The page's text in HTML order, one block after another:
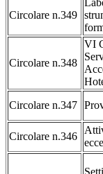
Circolare n.349
Circolare n.348
VI
Circolare n.347
Circolare n.346